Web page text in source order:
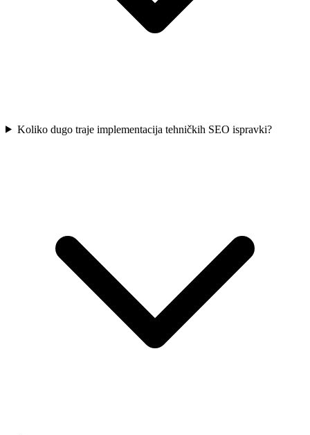
Koliko dugo traje implementacija tehničkih SEO ispravki?